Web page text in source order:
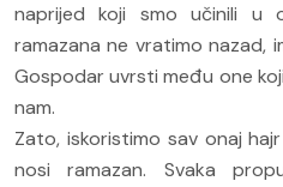
naprijed koji smo učinili u
ramazana ne vratimo nazad,
Gospodar uvrsti među one
nam.
Zato, iskoristimo sav onaj
nosi ramazan. Svaka